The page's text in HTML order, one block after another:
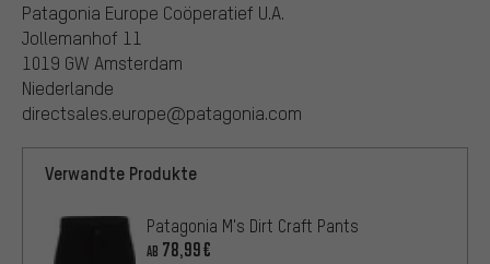
Patagonia Europe Coöperatief U.A.
Jollemanhof 11
1019 GW Amsterdam
Niederlande
directsales.europe@patagonia.com
Verwandte Produkte
Patagonia M's Dirt Craft Pants
AB 78,99€